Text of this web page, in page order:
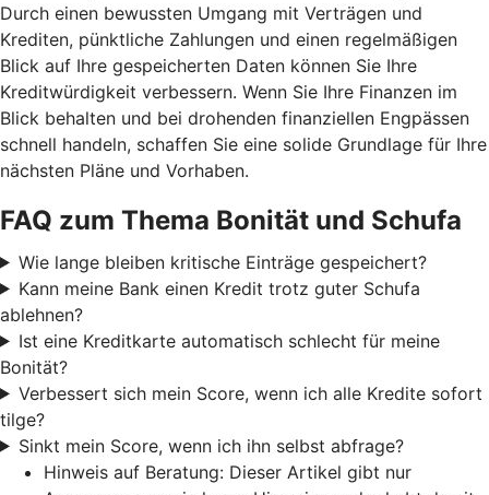
Durch einen bewussten Umgang mit Verträgen und
Krediten, pünktliche Zahlungen und einen regelmäßigen
Blick auf Ihre gespeicherten Daten können Sie Ihre
Kreditwürdigkeit verbessern. Wenn Sie Ihre Finanzen im
Blick behalten und bei drohenden finanziellen Engpässen
schnell handeln, schaffen Sie eine solide Grundlage für Ihre
nächsten Pläne und Vorhaben.
FAQ zum Thema Bonität und Schufa
Wie lange bleiben kritische Einträge gespeichert?
Kann meine Bank einen Kredit trotz guter Schufa
ablehnen?
Ist eine Kreditkarte automatisch schlecht für meine
Bonität?
Verbessert sich mein Score, wenn ich alle Kredite sofort
tilge?
Sinkt mein Score, wenn ich ihn selbst abfrage?
Hinweis auf Beratung: Dieser Artikel gibt nur